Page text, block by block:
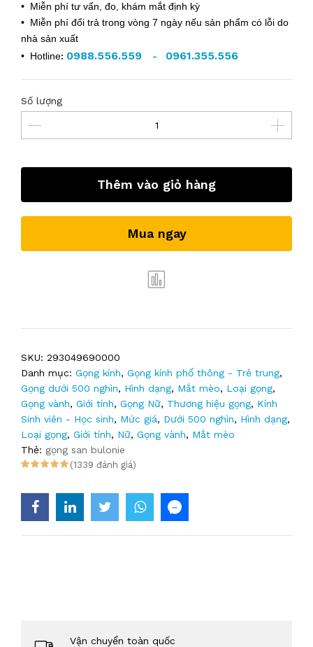
• Miễn phí tư vấn, đo, khám mắt định kỳ
• Miễn phí đổi trả trong vòng 7 ngày nếu sản phẩm có lỗi do
nhà sản xuất
• Hotline: 0988.556.559 - 0961.355.556
Số lượng
Thêm vào giỏ hàng
Mua ngay
SKU: 293049690000
Danh mục: Gọng kính, Gọng kính phổ thông - Trẻ trung,
Gọng dưới 500 nghìn, Hình dạng, Mắt mèo, Loại gọng,
Gọng vành, Giới tính, Gọng Nữ, Thương hiệu gọng, Kính
Sinh viên - Học sinh, Mức giá, Dưới 500 nghìn, Hình dạng,
Loại gọng, Giới tính, Nữ, Gọng vành, Mắt mèo
Thẻ: gọng san bulonie
(1339 đánh giá)
Vận chuyển toàn quốc